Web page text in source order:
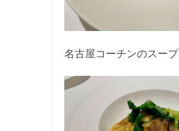
名古屋コーチンのスープ